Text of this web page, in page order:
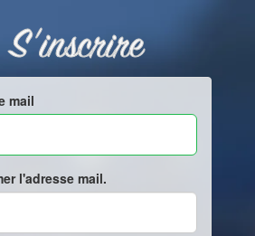
S'inscrire
mail
l'adresse mail.